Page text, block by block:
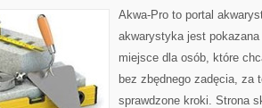
Akwa-Pro to portal
akwarystyka jest
miejsce dla osób, które
bez zbędnego zadęcia, za
sprawdzone kroki. Strona